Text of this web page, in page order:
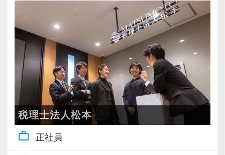
充実した実務重視のOJTで、安心して職務経験
と知識をゼロから身に付けられます！
税務・会計の経験と知識を磨きながらステップ
アップを目指しませんか？
【対象業種100種以上！節税・融資・税務調査に
強い税理士法人です】
創業以来17年連続増収増益、顧問先数2500以
上、全国6拠点で安定的に成長中です。
お客様に事務所までご来社いただく来所型サー
税理士法人松本
work_outline 正社員